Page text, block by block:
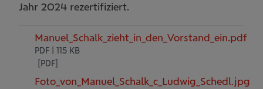
Jahr 2024 rezertifiziert.
Manuel_Schalk_zieht_in_den_Vorstand_ein.pdf
PDF | 115 KB
Foto_von_Manuel_Schalk_c_Ludwig_Schedl.jpg